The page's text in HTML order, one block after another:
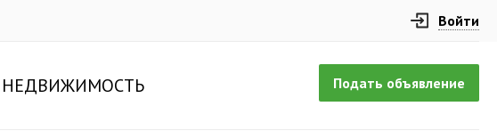
Войти
Подать объявление
НЕДВИЖИМОСТЬ